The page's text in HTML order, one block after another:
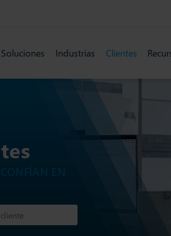
Soluciones Industrias Clientes
EN